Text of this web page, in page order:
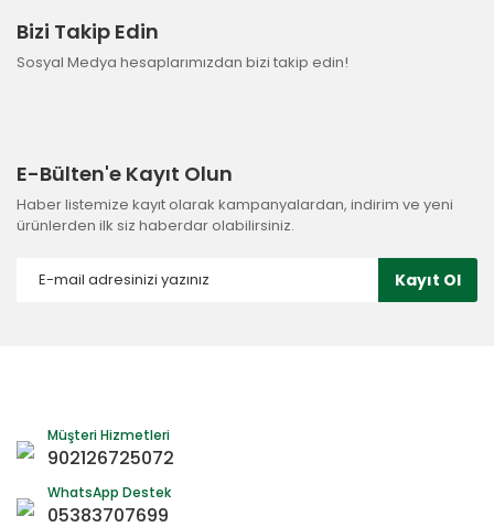
Bizi Takip Edin
Sosyal Medya hesaplarımızdan bizi takip edin!
E-Bülten'e Kayıt Olun
Haber listemize kayıt olarak kampanyalardan, indirim ve yeni
ürünlerden ilk siz haberdar olabilirsiniz.
Kayıt Ol
Müşteri Hizmetleri
902126725072
WhatsApp Destek
05383707699